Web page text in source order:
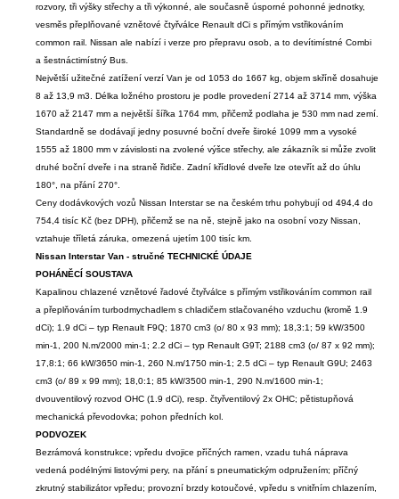
rozvory, tři výšky střechy a tři výkonné, ale současně úsporné pohonné jednotky,
vesměs přeplňované vznětové čtyřválce Renault dCi s přímým vstřikováním
common rail. Nissan ale nabízí i verze pro přepravu osob, a to devítimístné Combi
a šestnáctimístný Bus.
Největší užitečné zatížení verzí Van je od 1053 do 1667 kg, objem skříně dosahuje
8 až 13,9 m3. Délka ložného prostoru je podle provedení 2714 až 3714 mm, výška
1670 až 2147 mm a největší šířka 1764 mm, přičemž podlaha je 530 mm nad zemí.
Standardně se dodávají jedny posuvné boční dveře široké 1099 mm a vysoké
1555 až 1800 mm v závislosti na zvolené výšce střechy, ale zákazník si může zvolit
druhé boční dveře i na straně řidiče. Zadní křídlové dveře lze otevřít až do úhlu
180°, na přání 270°.
Ceny dodávkových vozů Nissan Interstar se na českém trhu pohybují od 494,4 do
754,4 tisíc Kč (bez DPH), přičemž se na ně, stejně jako na osobní vozy Nissan,
vztahuje tříletá záruka, omezená ujetím 100 tisíc km.
Nissan Interstar Van - stručné TECHNICKÉ ÚDAJE
POHÁNĚCÍ SOUSTAVA
Kapalinou chlazené vznětové řadové čtyřválce s přímým vstřikováním common rail
a přeplňováním turbodmychadlem s chladičem stlačovaného vzduchu (kromě 1.9
dCi); 1.9 dCi – typ Renault F9Q; 1870 cm3 (o/ 80 x 93 mm); 18,3:1; 59 kW/3500
min-1, 200 N.m/2000 min-1; 2.2 dCi – typ Renault G9T; 2188 cm3 (o/ 87 x 92 mm);
17,8:1; 66 kW/3650 min-1, 260 N.m/1750 min-1; 2.5 dCi – typ Renault G9U; 2463
cm3 (o/ 89 x 99 mm); 18,0:1; 85 kW/3500 min-1, 290 N.m/1600 min-1;
dvouventilový rozvod OHC (1.9 dCi), resp. čtyřventilový 2x OHC; pětistupňová
mechanická převodovka; pohon předních kol.
PODVOZEK
Bezrámová konstrukce; vpředu dvojice příčných ramen, vzadu tuhá náprava
vedená podélnými listovými pery, na přání s pneumatickým odpružením; příčný
zkrutný stabilizátor vpředu; provozní brzdy kotoučové, vpředu s vnitřním chlazením,